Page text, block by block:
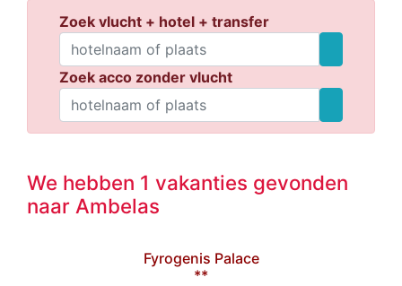
Zoek vlucht + hotel + transfer
Zoek acco zonder vlucht
We hebben 1 vakanties gevonden
naar Ambelas
Fyrogenis Palace
**